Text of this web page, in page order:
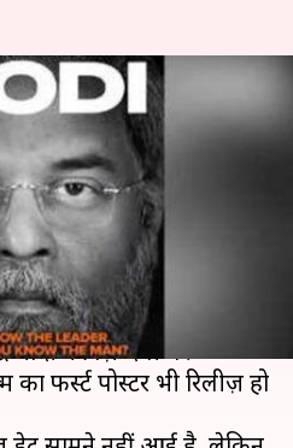
में 'नमो-
बाद अब
रही वेब सीरीज़
05:32 pm
बदस्तूर जारी है।
मोदी की ज़िन्दगी पर
का फर्स्ट पोस्टर भी रिलीज़ हो